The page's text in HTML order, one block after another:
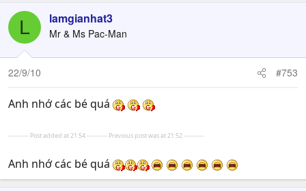
L lamgianhat3
Mr & Ms Pac-Man
22/9/10 #753
Anh nhớ các bé quá
---------- Post added at 21:54 ---------- Previous post was at 21:52 ----------
Anh nhớ các bé quá